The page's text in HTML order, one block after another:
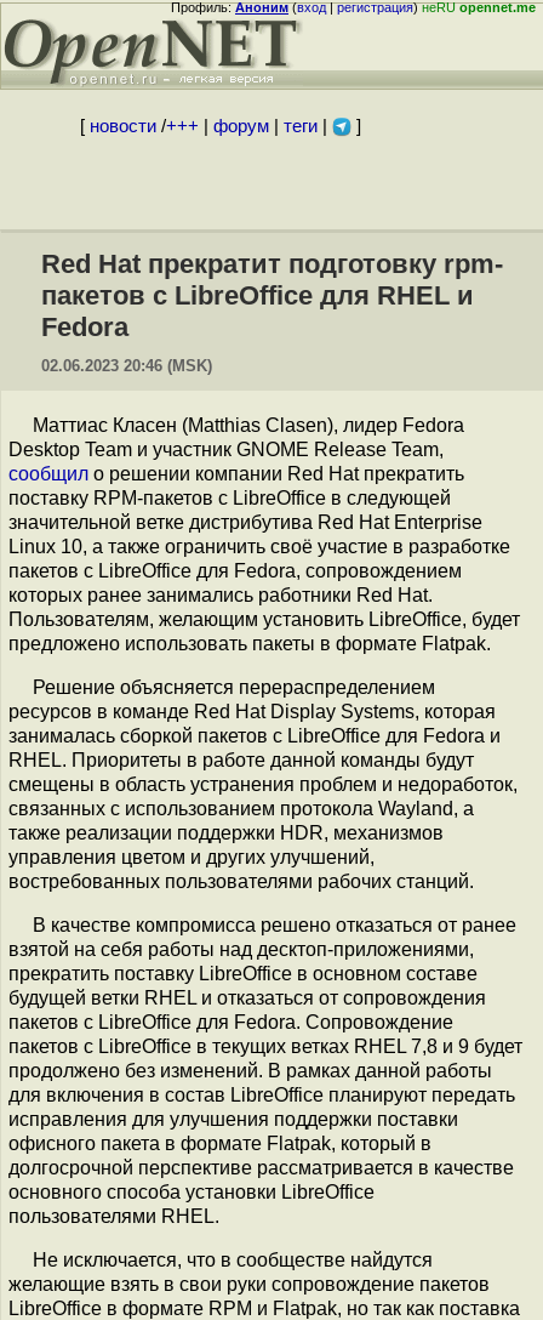
Профиль:Аноним(вход|регистрация)неRUopennet.me
[ новости/+++ форум| теги| ]
Red Hat прекратит подготовку rpm-
пакетов с LibreOffice для RHEL и
Fedora
02.06.2023 20:46 (MSK)
Маттиас Класен (Matthias Clasen), лидер Fedora
Desktop Team и участник GNOME Release Team,
сообщил о решении компании Red Hat прекратить
поставку RPM-пакетов с LibreOffice в следующей
значительной ветке дистрибутива Red Hat Enterprise
Linux 10, а также ограничить своё участие в разработке
пакетов с LibreOffice для Fedora, сопровождением
которых ранее занимались работники Red Hat.
Пользователям, желающим установить LibreOffice, будет
предложено использовать пакеты в формате Flatpak.
Решение объясняется перераспределением
ресурсов в команде Red Hat Display Systems, которая
занималась сборкой пакетов с LibreOffice для Fedora и
RHEL. Приоритеты в работе данной команды будут
смещены в область устранения проблем и недоработок,
связанных с использованием протокола Wayland, а
также реализации поддержки HDR, механизмов
управления цветом и других улучшений,
востребованных пользователями рабочих станций.
В качестве компромисса решено отказаться от ранее
взятой на себя работы над десктоп-приложениями,
прекратить поставку LibreOffice в основном составе
будущей ветки RHEL и отказаться от сопровождения
пакетов c LibreOffice для Fedora. Сопровождение
пакетов с LibreOffice в текущих ветках RHEL 7,8 и 9 будет
продолжено без изменений. В рамках данной работы
для включения в состав LibreOffice планируют передать
исправления для улучшения поддержки поставки
офисного пакета в формате Flatpak, который в
долгосрочной перспективе рассматривается в качестве
основного способа установки LibreOffice
пользователями RHEL.
Не исключается, что в сообществе найдутся
желающие взять в свои руки сопровождение пакетов
LibreOffice в формате RPM и Flatpak, но так как поставка